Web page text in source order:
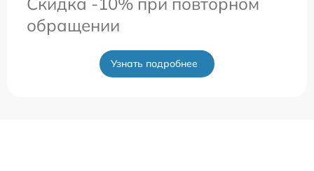
обращении
Узнать подробнее